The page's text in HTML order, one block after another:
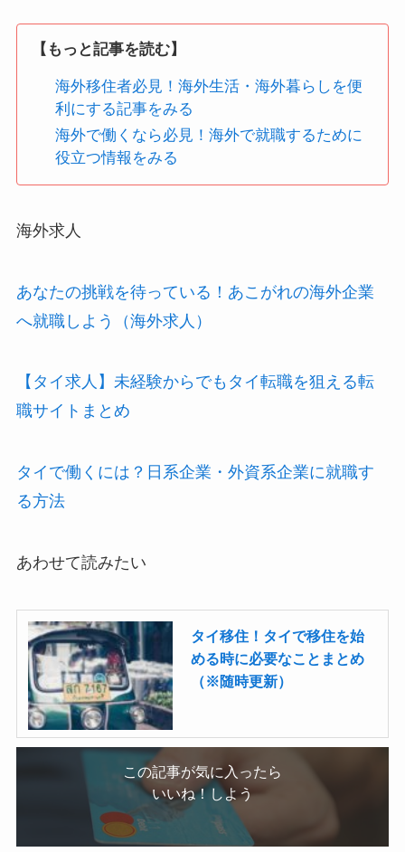
【もっと記事を読む】
海外移住者必見！海外生活・海外暮らしを便
利にする記事をみる
海外で働くなら必見！海外で就職するために
役立つ情報をみる
海外求人
あなたの挑戦を待っている！あこがれの海外企業
へ就職しよう（海外求人）
【タイ求人】未経験からでもタイ転職を狙える転
職サイトまとめ
タイで働くには？日系企業・外資系企業に就職す
る方法
あわせて読みたい
タイ移住！タイで移住を始
める時に必要なことまとめ
（※随時更新）
この記事が気に入ったら
いいね！しよう